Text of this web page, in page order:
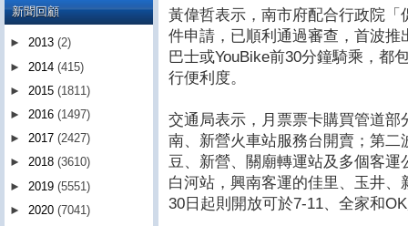
黃偉哲表示，南市府配合行政院
件申請，已順利通過審查，首波
巴士或YouBike前30分鐘騎乘，都
行便利度。
交通局表示，月票票卡購買管道部
南、新營火車站服務台開賣；第二
豆、新營、關廟轉運站及多個客
白河站，興南客運的佳里、玉井
30日起則開放可於7-11、全家和
新聞回顧
► 2013 (2)
► 2014 (415)
► 2015 (1811)
► 2016 (1497)
► 2017 (2427)
► 2018 (3610)
► 2019 (5551)
► 2020 (7041)